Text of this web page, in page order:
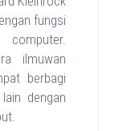
fungsi
ilmuwan
berbagi
dengan